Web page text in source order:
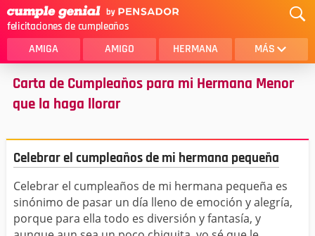
felicitaciones de cumpleaños
AMIGA AMIGO HERMANA MÁS
MAMA
AMOR
CRISTIANOS
SOBRINA
HIJA
HERMANO
HIJO
NOVIA
ESPOSO
PAPA
HOMBRE
Carta de Cumpleaños para mi Hermana Menor
que la haga llorar
Celebrar el cumpleaños de mi hermana pequeña
Celebrar el cumpleaños de mi hermana pequeña es
sinónimo de pasar un día lleno de emoción y alegría,
porque para ella todo es diversión y fantasía, y